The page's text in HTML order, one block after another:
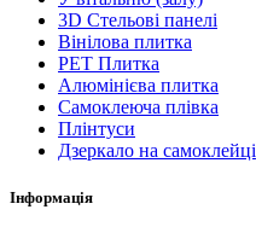
3D Стельові панелі
Вінілова плитка
PET Плитка
Алюмінієва плитка
Самоклеюча плівка
Плінтуси
Дзеркало на самоклейці
Інформація